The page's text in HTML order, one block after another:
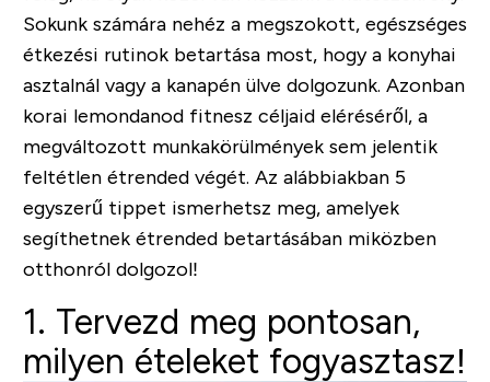
Sokunk számára nehéz a megszokott, egészséges
étkezési rutinok betartása most, hogy a konyhai
asztalnál vagy a kanapén ülve dolgozunk. Azonban
korai lemondanod fitnesz céljaid eléréséről, a
megváltozott munkakörülmények sem jelentik
feltétlen étrended végét. Az alábbiakban 5
egyszerű tippet ismerhetsz meg, amelyek
segíthetnek étrended betartásában miközben
otthonról dolgozol!
1. Tervezd meg pontosan,
milyen ételeket fogyasztasz!